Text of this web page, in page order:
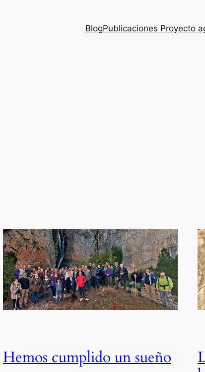
BlogPublicaciones Proyecto
Hemos cumplido un sueño